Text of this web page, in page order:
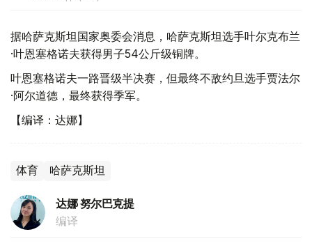
据哈萨克斯坦国家奥委会消息，哈萨克斯坦选手叶尔克布兰
·叶恩塞格诺夫获得男子54公斤级铜牌。
叶恩塞格诺夫一路晋级半决赛，但最终不敌约旦选手贾法尔
·阿尔道德，最终获得季军。
【编译：达娜】
体育 哈萨克斯坦
达娜 努尔巴克提
编译